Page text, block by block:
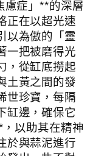
慮症」**的深層
正在以超光速
以為傲的「靈
一把被磨得光
，從缸底撈起
土黃之間的發
世珍寶，每隔
缸邊，確保它
以助其在精神
於與蒜泥進行